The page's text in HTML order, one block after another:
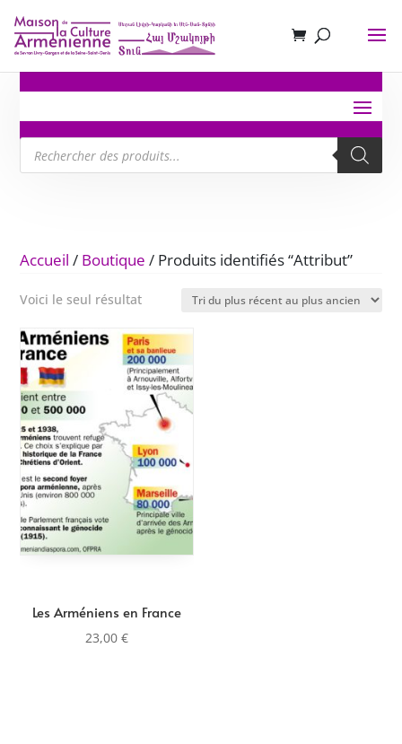
Recherche
de
produits
Accueil / Boutique / Produits identifiés “Attribut”
Voici le seul résultat
Les Arméniens en France
23,00€